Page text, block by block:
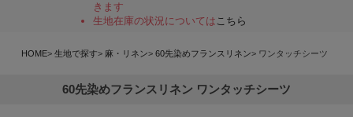
きます
生地在庫の状況についてはこちら
HOME 生地で探す 麻・リネン 60先染めフランスリネン ワンタッチシーツ
60先染めフランスリネン ワンタッチシーツ